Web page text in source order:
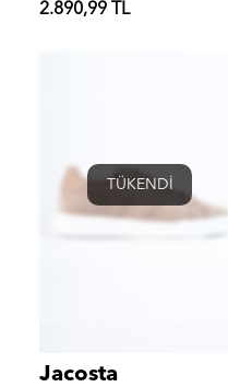
2.890,99 TL
Jacosta
TÜKENDİ